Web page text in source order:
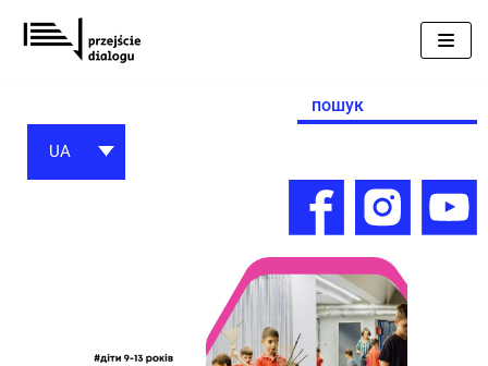
Перейти
до
Search
for:
UA